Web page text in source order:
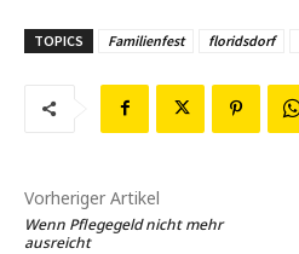
TOPICS Familienfest floridsdorf
Vorheriger Artikel
Wenn Pflegegeld nicht mehr
ausreicht